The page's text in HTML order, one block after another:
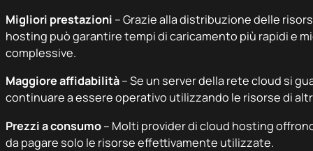
Migliori prestazioni – Grazie alla distribuzione delle
hosting può garantire tempi di caricamento più rapidi e
complessive.
Maggiore affidabilità– Se un server della rete cloud si
continuare a essere operativo utilizzando le risorse di
Prezzi a consumo– Molti provider di cloud hosting
da pagare solo le risorse effettivamente utilizzate.